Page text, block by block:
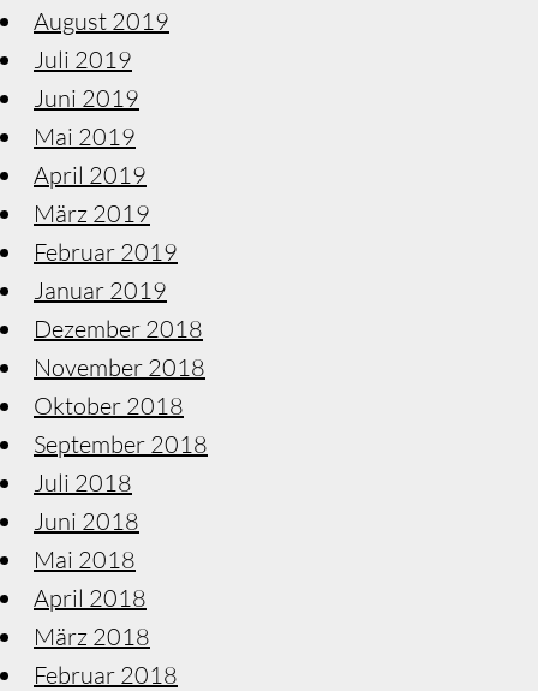
August 2019
Juli 2019
Juni 2019
Mai 2019
April 2019
März 2019
Februar 2019
Januar 2019
Dezember 2018
November 2018
Oktober 2018
September 2018
Juli 2018
Juni 2018
Mai 2018
April 2018
März 2018
Februar 2018